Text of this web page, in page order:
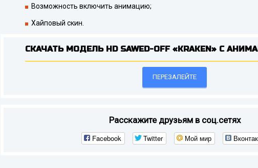
Возможность включить анимацию;
Хайповый скин.
СКАЧАТЬ МОДЕЛЬ HD SAWED-OFF «KRAKEN» С
ПЕРЕЗАЛЕЙТЕ
Расскажите друзьям в соц.сетях
Facebook Twitter Мой мир